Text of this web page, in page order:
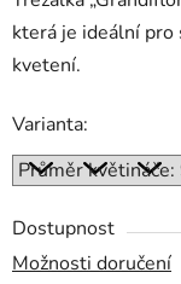
která je ideální pro
kvetení.
Varianta:
Dostupnost
Možnosti doručení